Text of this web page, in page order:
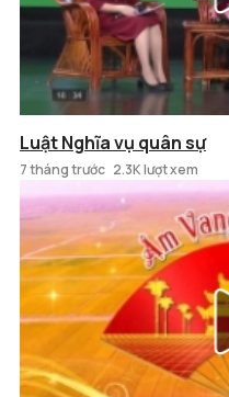
Luật Nghĩa vụ quân sự
7 tháng trước 2.3K lượt xem